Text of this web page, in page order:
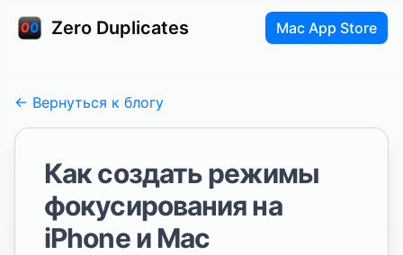
Zero Duplicates Mac App Store
← Вернуться к блогу
Как создать режимы
фокусирования на
iPhone и Mac